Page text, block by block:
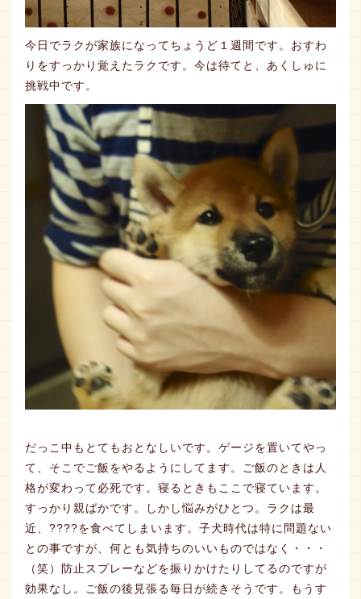
今日でラクが家族になってちょうど１週間です。おすわ
りをすっかり覚えたラクです。今は待てと、あくしゅに
挑戦中です。
だっこ中もとてもおとなしいです。ゲージを置いてやっ
て、そこでご飯をやるようにしてます。ご飯のときは人
格が変わって必死です。寝るときもここで寝ています。
すっかり親ばかです。しかし悩みがひとつ。ラクは最
近、????を食べてしまいます。子犬時代は特に問題ない
との事ですが、何とも気持ちのいいものではなく・・・
（笑）防止スプレーなどを振りかけたりしてるのですが
効果なし。ご飯の後見張る毎日が続きそうです。もうす